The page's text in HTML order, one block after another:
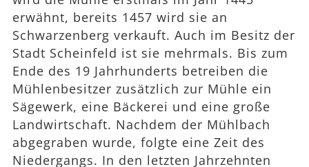
erwähnt, bereits 1457 wird sie an
Schwarzenberg verkauft. Auch im Besitz der
Stadt Scheinfeld ist sie mehrmals. Bis zum
Ende des 19 Jahrhunderts betreiben die
Mühlenbesitzer zusätzlich zur Mühle ein
Sägewerk, eine Bäckerei und eine große
Landwirtschaft. Nachdem der Mühlbach
abgegraben wurde, folgte eine Zeit des
Niedergangs. In den letzten Jahrzehnten